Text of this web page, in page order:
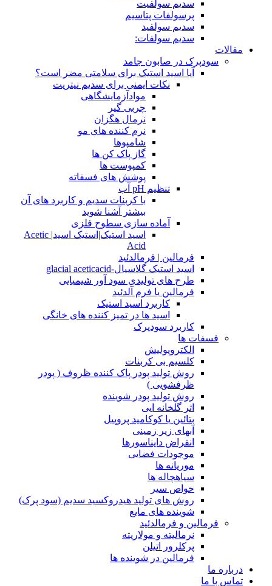
سدیم سولفیت
پرسولفات پتاسیم
سدیم سولفید
سدیم سولفات:
مقالات
سودپرک در صابون جامد
آیا اسید استیک برای سلامتی مضر است؟
نکات ایمنی برای سدیم نیتریت
موادآزمایشگاهی
چربی گیر
نرمال هگزان
نرم کننده های مو
شامپوها
گاز پاک کن ها
کمپوست ها
پوشش های فسفاته
تنظیم pH آب
با کربنات سدیم و کاربرد های آن
بیشتر آشنا شوید
آماده سازی سطوح فلزی
اسید استیک|استیک اسید| Acetic
Acid
فرمالین | فرمالدئید
اسید استیک گلاسیال-glacial aceticacid
طرح های تولیدی سود آور شیمیایی
فرمالین یا فرم آلدئید
کاربرد اسید استیک
اسید ها در تمیز کننده های خانگی
کاربرد سودپرک
فسفات ها
الکتروپولیش
کلسیم بی کربنات
روش تولید پودر پاک کننده ظروف ( پودر
ظرفشویی )
روش تولید پودر شوینده
اثر گلخانه ایی
بتائین یا کوکامید پروپیل
آبهای زیر زمینی
انقراض دایناسورها
موجودات فضایی
موریانه ها
سیاهچاله ها
خواص سیر
روش های تولید هیدروکسید سدیم (سود پرک)
شوینده های مایع
فرمالین و فرمالدئید
نرمالیته و مولاریته
پرکلرور اتیلن
فرمالین در شوینده ها
درباره ما
تماس با ما